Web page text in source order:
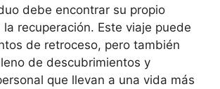
debe encontrar su propio
la recuperación. Este viaje puede
de retroceso, pero también
de descubrimientos y
que llevan a una vida más